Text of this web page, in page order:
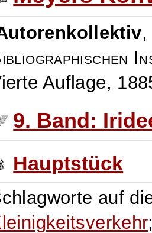
Auflage,
9. Band:
Hauptstück
auf